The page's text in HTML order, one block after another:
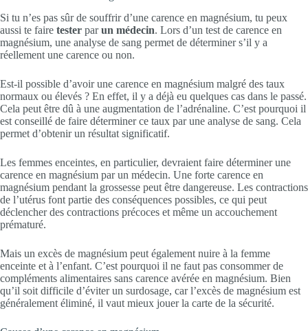
Si tu n’es pas sûr de souffrir d’une carence en magnésium, tu peux
aussi te faire tester parun médecin. Lors d’un test de carence en
magnésium, une analyse de sang permet de déterminer s’il y a
réellement une carence ou non.
Est-il possible d’avoir une carence en magnésium malgré des taux
normaux ou élevés ? En effet, il y a déjà eu quelques cas dans le passé.
Cela peut être dû à une augmentation de l’adrénaline. C’est pourquoi il
est conseillé de faire déterminer ce taux par une analyse de sang. Cela
permet d’obtenir un résultat significatif.
Les femmes enceintes, en particulier, devraient faire déterminer une
carence en magnésium par un médecin. Une forte carence en
magnésium pendant la grossesse peut être dangereuse. Les contractions
de l’utérus font partie des conséquences possibles, ce qui peut
déclencher des contractions précoces et même un accouchement
prématuré.
Mais un excès de magnésium peut également nuire à la femme
enceinte et à l’enfant. C’est pourquoi il ne faut pas consommer de
compléments alimentaires sans carence avérée en magnésium. Bien
qu’il soit difficile d’éviter un surdosage, car l’excès de magnésium est
généralement éliminé, il vaut mieux jouer la carte de la sécurité.